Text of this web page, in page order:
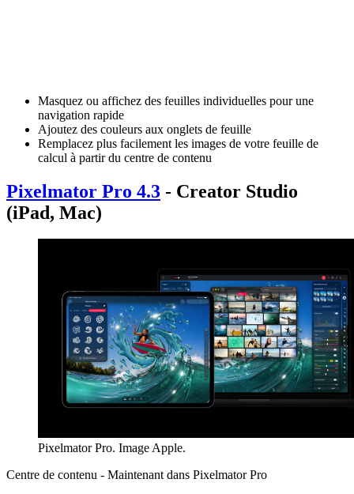
Masquez ou affichez des feuilles individuelles pour une
navigation rapide
Ajoutez des couleurs aux onglets de feuille
Remplacez plus facilement les images de votre feuille de
calcul à partir du centre de contenu
Pixelmator Pro 4.3 - Creator Studio
(iPad, Mac)
Pixelmator Pro. Image Apple.
Centre de contenu - Maintenant dans Pixelmator Pro